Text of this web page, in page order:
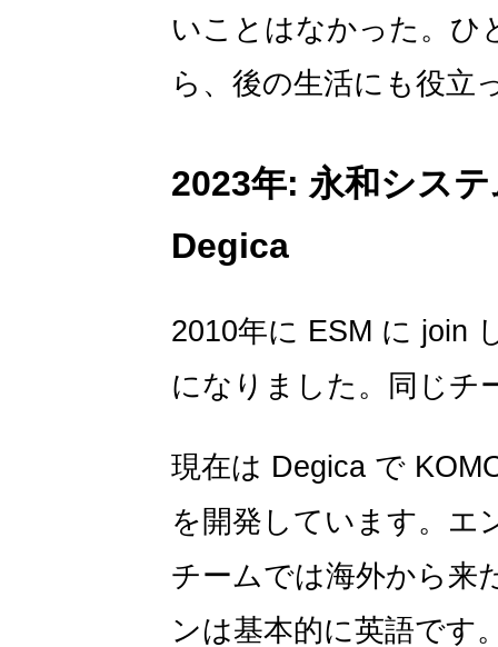
いことはなかった。ひ
ら、後の生活にも役立
2023年: 永和シス
Degica
2010年に ESM に join
になりました。同じチ
現在は Degica で
を開発しています。エ
チームでは海外から来
ンは基本的に英語です